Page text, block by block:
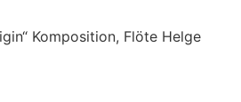
Komposition, Flöte Helge